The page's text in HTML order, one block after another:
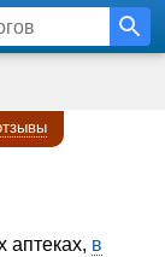
аптеках, в